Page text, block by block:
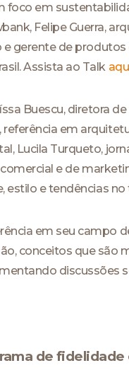
foco em
Felipe Guerra,
e gerente de
Assista ao Talk
Buescu, diretora
referência em
Lucila Turqueto,
e de
e tendências
em seu campo
conceitos que
discussões
de